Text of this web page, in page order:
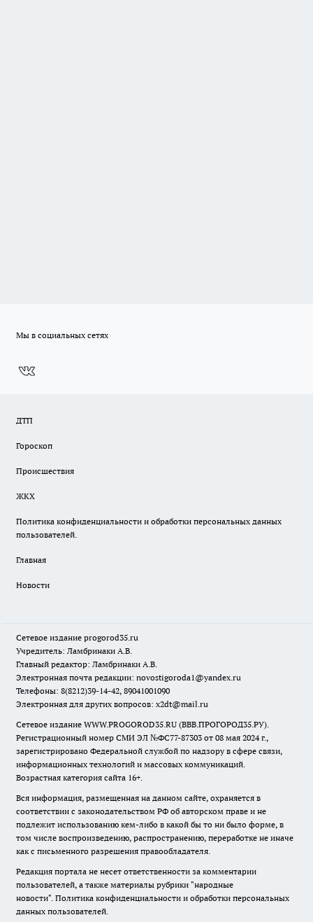
Мы в социальных сетях
ДТП
Гороскоп
Происшествия
ЖКХ
Политика конфиденциальности и обработки персональных данных
пользователей.
Главная
Новости
Сетевое издание progorod35.ru
Учредитель: Ламбринаки А.В.
Главный редактор: Ламбринаки А.В.
Электронная почта редакции: novostigoroda1@yandex.ru
Телефоны: 8(8212)39-14-42, 89041001090
Электронная для других вопросов: x2dt@mail.ru
Сетевое издание WWW.PROGOROD35.RU (ВВВ.ПРОГОРОД35.РУ).
Регистрационный номер СМИ ЭЛ №ФС77-87303 от 08 мая 2024 г.,
зарегистрировано Федеральной службой по надзору в сфере связи,
информационных технологий и массовых коммуникаций.
Возрастная категория сайта 16+.
Вся информация, размещенная на данном сайте, охраняется в
соответствии с законодательством РФ об авторском праве и не
подлежит использованию кем-либо в какой бы то ни было форме, в
том числе воспроизведению, распространению, переработке не иначе
как с письменного разрешения правообладателя.
Редакция портала не несет ответственности за комментарии
пользователей, а также материалы рубрики "народные
новости". Политика конфиденциальности и обработки персональных
данных пользователей.